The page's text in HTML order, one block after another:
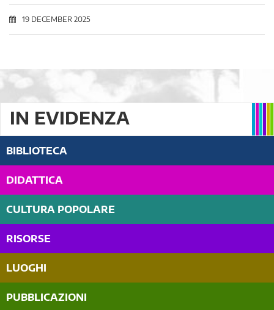
19 DECEMBER 2025
IN EVIDENZA
BIBLIOTECA
DIDATTICA
CULTURA POPOLARE
RISORSE
LUOGHI
PUBBLICAZIONI